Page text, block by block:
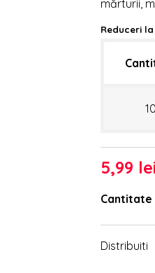
mărturii,
Reduceri
10
5,99 lei
Cantitate
Distribuiti